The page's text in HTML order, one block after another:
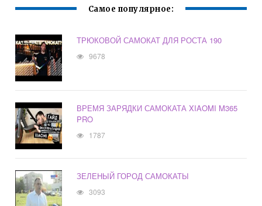
Самое популярное:
ТРЮКОВОЙ САМОКАТ ДЛЯ РОСТА 190
9678
ВРЕМЯ ЗАРЯДКИ САМОКАТА XIAOMI M365
PRO
1787
ЗЕЛЕНЫЙ ГОРОД САМОКАТЫ
3093